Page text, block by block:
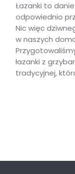
Łazanki to
odpowiednio
Nic więc
w naszych
łazanki z
tradycyjnej,